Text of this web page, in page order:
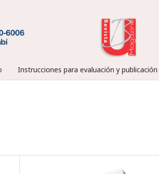
Instrucciones para evaluación y publicación